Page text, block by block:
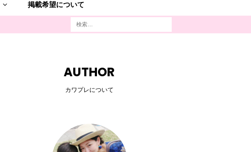
掲載希望について
AUTHOR
カワプレについて